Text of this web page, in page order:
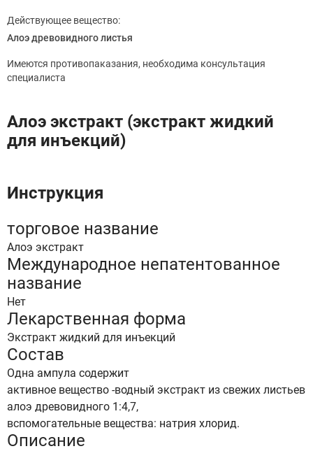
Действующее вещество:
Алоэ древовидного листья
Имеются противопаказания, необходима консультация
специалиста
Алоэ экстракт (экстракт жидкий
для инъекций)
Инструкция
торговое название
Алоэ экстракт
Международное непатентованное
название
Нет
Лекарственная форма
Экстракт жидкий для инъекций
Состав
Одна ампула содержит
активное вещество -водный экстракт из свежих листьев
алоэ древовидного 1:4,7,
вспомогательные вещества: натрия хлорид.
Описание